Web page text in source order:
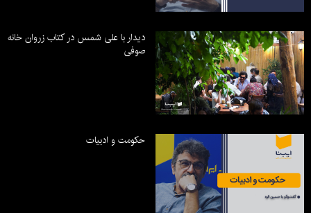
دیدار با علی شمس در کتاب زروان خانه
صوفی
حکومت و ادبیات